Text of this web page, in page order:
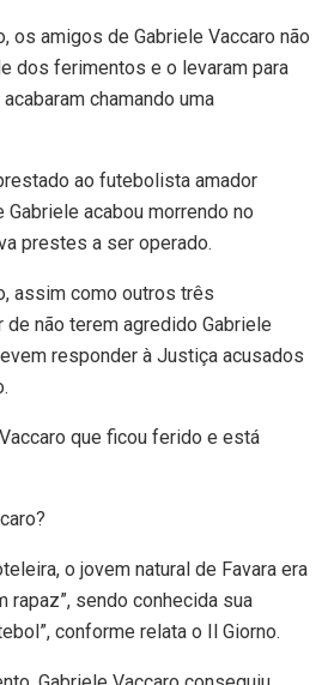
os amigos de Gabriele Vaccaro não
dos ferimentos e o levaram para
chamando uma
ao futebolista amador
acabou morrendo no
prestes a ser operado.
assim como outros três
não terem agredido Gabriele
responder à Justiça acusados
que ficou ferido e está
o jovem natural de Favara era
rapaz”, sendo conhecida sua
conforme relata o Il Giorno.